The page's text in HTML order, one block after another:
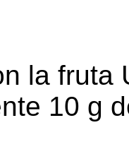
la fruta
10 g